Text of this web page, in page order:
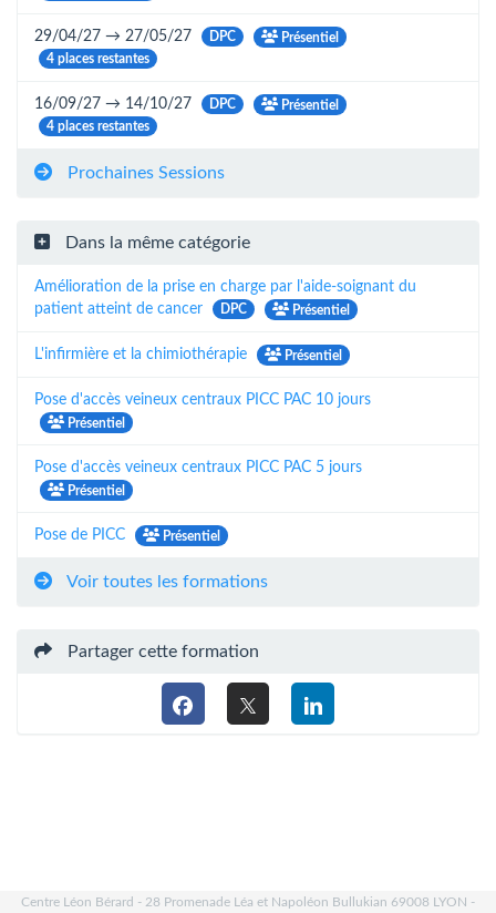
29/04/27 → 27/05/27 DPC
Présentiel
4 places restantes
16/09/27 → 14/10/27 DPC
Présentiel
4 places restantes
Prochaines Sessions
Dans la même catégorie
Amélioration de la prise en charge par l'aide-soignant du
patient atteint de cancer
DPC Présentiel
L'infirmière et la chimiothérapie Présentiel
Pose d'accès veineux centraux PICC PAC 10 jours
Présentiel
Pose d'accès veineux centraux PICC PAC 5 jours
Présentiel
Pose de PICC Présentiel
Voir toutes les formations
Partager cette formation
Centre Léon Bérard - 28 Promenade Léa et Napoléon Bullukian 69008 LYON -